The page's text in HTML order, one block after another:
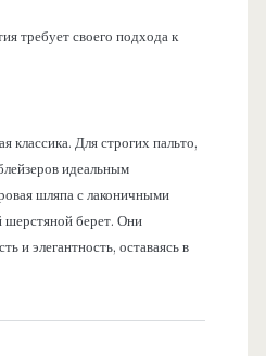
требует своего подхода к
классика. Для строгих пальто,
идеальным
шляпа с лаконичными
шерстяной берет. Они
и элегантность, оставаясь в